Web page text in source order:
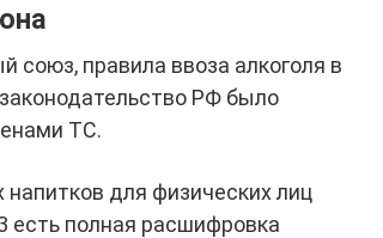
правила ввоза алкоголя в
РФ было
ТС.
для физических лиц
есть полная расшифровка